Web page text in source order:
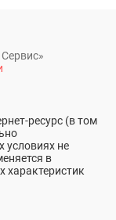
ресурс (в том
условиях не
в
характеристик